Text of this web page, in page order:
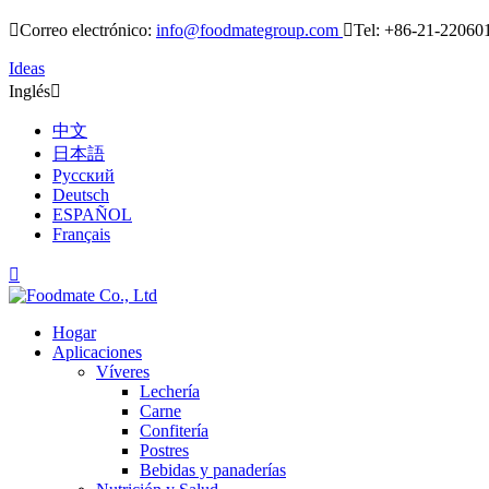
Correo electrónico: info@foodmategroup.com Tel: +86-21-
Ideas
Inglés
中文
日本語
Русский
Deutsch
ESPAÑOL
Français

Hogar
Aplicaciones
Víveres
Lechería
Carne
Confitería
Postres
Bebidas y panaderías